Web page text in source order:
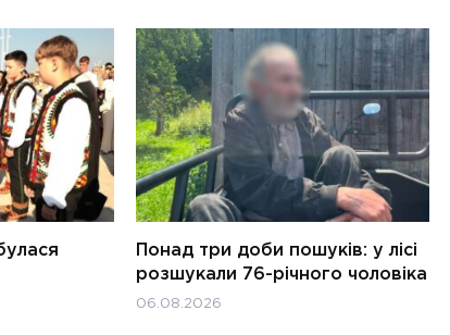
Понад три доби пошуків: у лісі
розшукали 76-річного чоловіка
06.08.2026